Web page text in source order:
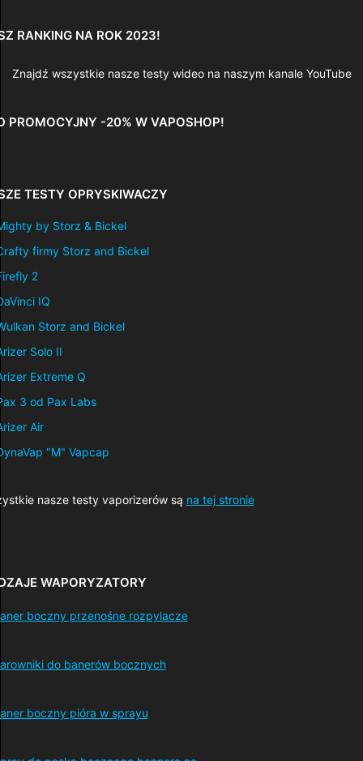
RANKING NA ROK 2023!
Znajdź wszystkie nasze testy wideo na naszym kanale YouTube
PROMOCYJNY -20% W VAPOSHOP!
TESTY OPRYSKIWACZY
by Storz & Bickel
firmy Storz and Bickel
2
IQ
Storz and Bickel
Solo II
Extreme Q
3 od Pax Labs
Air
"M" Vapcap
nasze testy vaporizerów są na tej stronie
WAPORYZATORY